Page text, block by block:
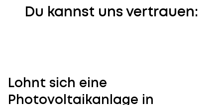
Du kannst uns vertrauen:
Lohnt sich eine
Photovoltaikanlage in